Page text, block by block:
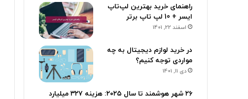
راهنمای خرید بهترین لپ‌تاپ
ایسر + 10 لپ تاپ برتر
اسفند 22, 1401
در خرید لوازم دیجیتال به چه
مواردی توجه کنیم؟
دی 11, 1401
۲۶ شهر هوشمند تا سال ۲۰۲۵: هزینه ۳۲۷ میلیارد